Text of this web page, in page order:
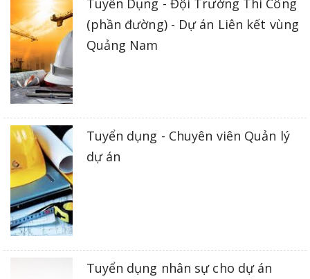
Tuyển Dụng - Đội Trưởng Thi Công
(phần đường) - Dự án Liên kết vùng
Quảng Nam
Tuyển dụng - Chuyên viên Quản lý
dự án
Tuyển dụng nhân sự cho dự án